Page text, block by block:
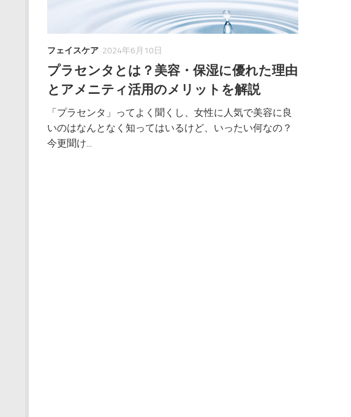
フェイスケア 2024年6月10日
プラセンタとは？美容・保湿に優れた理由
とアメニティ活用のメリットを解説
「プラセンタ」ってよく聞くし、女性に人気で美容に良
いのはなんとなく知ってはいるけど、いったい何なの？
今更聞け...